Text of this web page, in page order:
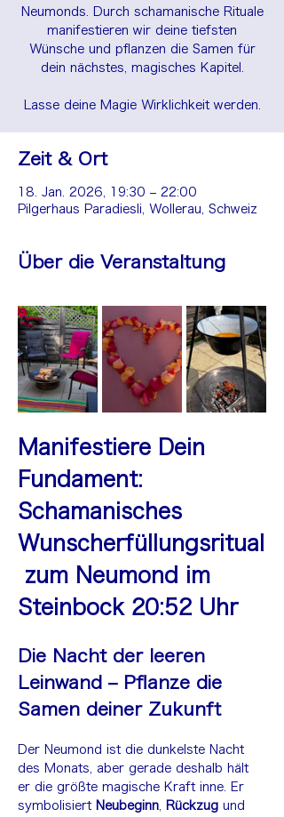
Neumonds. Durch schamanische Rituale
manifestieren wir deine tiefsten
Wünsche und pflanzen die Samen für
dein nächstes, magisches Kapitel.
Lasse deine Magie Wirklichkeit werden.
Zeit & Ort
18. Jan. 2026, 19:30 – 22:00
Pilgerhaus Paradiesli, Wollerau, Schweiz
Über die Veranstaltung
Manifestiere Dein
Fundament:
Schamanisches
Wunscherfüllungsritual
zum Neumond im
Steinbock 20:52 Uhr
Die Nacht der leeren
Leinwand – Pflanze die
Samen deiner Zukunft
Der Neumond ist die dunkelste Nacht
des Monats, aber gerade deshalb hält
er die größte magische Kraft inne. Er
symbolisiert Neubeginn Rückzug und